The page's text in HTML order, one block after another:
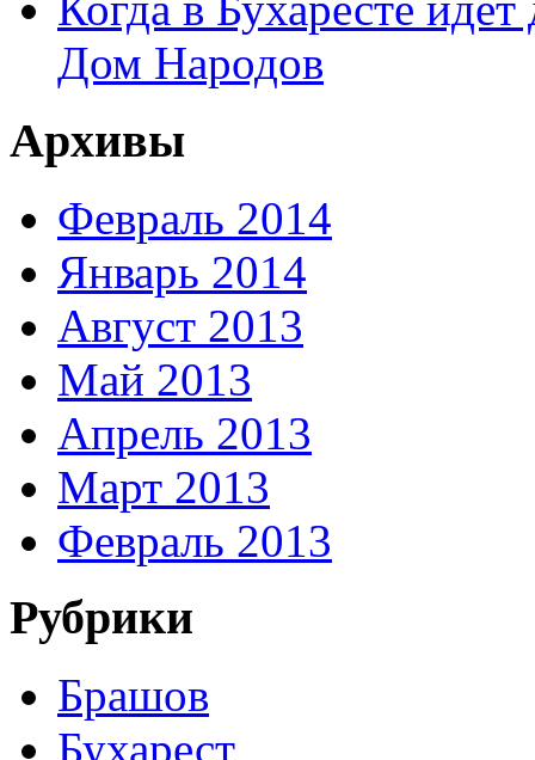
Дом Народов
Архивы
Февраль 2014
Январь 2014
Август 2013
Май 2013
Апрель 2013
Март 2013
Февраль 2013
Рубрики
Брашов
Бухарест